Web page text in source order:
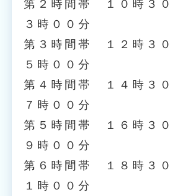
第２時間帯 １０時３
３時００分
第３時間帯 １２時３
５時００分
第４時間帯 １４時３
７時００分
第５時間帯 １６時３
９時００分
第６時間帯 １８時３
１時００分